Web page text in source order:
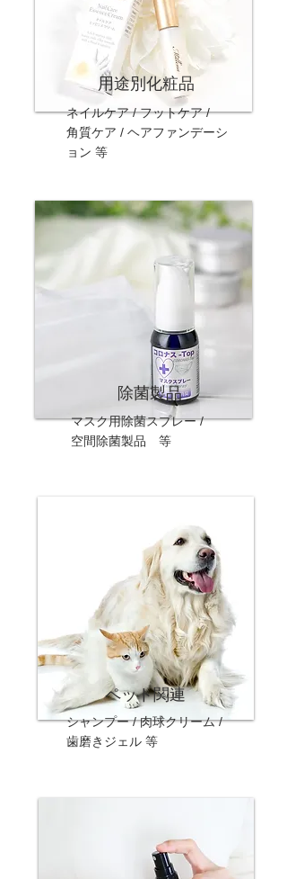
用途別化粧品
ネイルケア / フットケア /
角質ケア / ヘアファンデーシ
ョン 等
除菌製品
マスク用除菌スプレー /
​空間除菌製品 等
ペット関連
シャンプー / 肉球クリーム /
歯磨きジェル 等